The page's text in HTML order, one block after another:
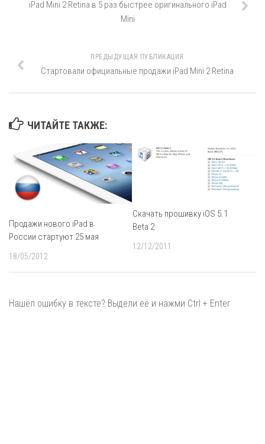
iPad Mini 2 Retina в 5 раз быстрее оригинального iPad
Mini
ПРЕДЫДУЩАЯ ПУБЛИКАЦИЯ
Стартовали официальные продажи iPad Mini 2 Retina
ЧИТАЙТЕ ТАКЖЕ:
Продажи нового iPad в
России стартуют 25 мая
18/05/2012
Скачать прошивку iOS 5.1
Beta 2
12/12/2011
Нашёл ошибку в тексте? Выдели её и нажми Ctrl + Enter